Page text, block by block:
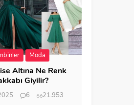
Moda
Altına Ne Renk
Giyilir?
6 21.953